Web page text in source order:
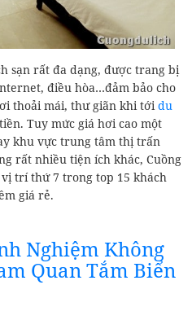
sạn rất đa dạng, được trang bị
điều hòa…đảm bảo cho
thoải mái, thư giãn khi tớidu
Tuy mức giá hơi cao một
khu vực trung tâm thị trấn
rất nhiều tiện ích khác, Cuồng
trí thứ 7 trong top 15 khách
giá rẻ.
Nghiệm Không
Quan Tắm Biển